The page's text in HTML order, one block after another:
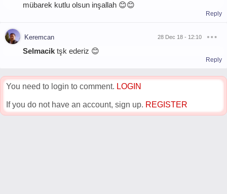
mübarek kutlu olsun inşallah 😊😊
Reply
Keremcan 28 Dec 18 - 12:10
Selmacik tşk ederiz 😊
Reply
You need to login to comment. LOGIN
If you do not have an account, sign up. REGISTER